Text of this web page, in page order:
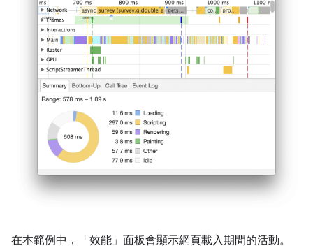
在本範例中，「效能」 面板會顯示網頁載入期間的活動。